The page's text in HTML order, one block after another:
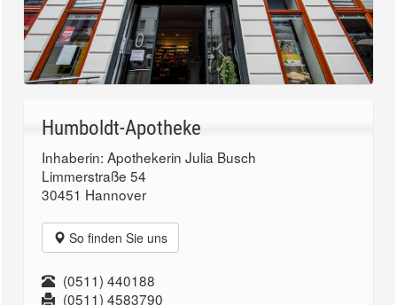
Humboldt-Apotheke
Inhaberin: Apothekerin Julia Busch
Limmerstraße 54
30451 Hannover
So finden Sie uns
(0511) 440188
(0511) 4583790